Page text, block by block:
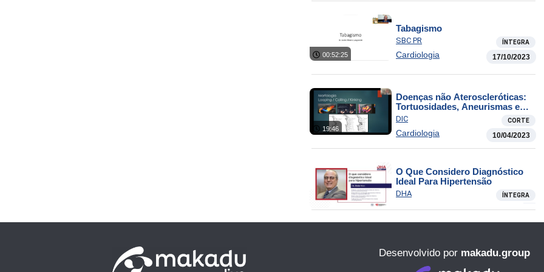
00:52:25
Tabagismo
SBC PR ÍNTEGRA
Cardiologia 17/10/2023
19:46
Doenças não Ateroscleróticas:
Tortuosidades, Aneurismas e
Dissecção
DIC CORTE
Cardiologia 10/04/2023
O Que Considero Diagnóstico
Ideal Para Hipertensão
DHA ÍNTEGRA
Desenvolvido por makadu.group